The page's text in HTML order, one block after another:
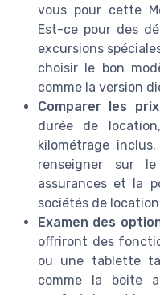
vous pour cette
Est-ce pour des
excursions
choisir le bon
comme la version
Comparer les
durée de
kilométrage
renseigner sur
assurances et la
sociétés de
Examen des
offriront des
ou une tablette
comme la boite